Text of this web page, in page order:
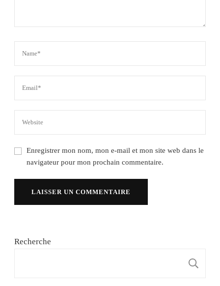
Enregistrer mon nom, mon e-mail et mon site web dans le
navigateur pour mon prochain commentaire.
Recherche